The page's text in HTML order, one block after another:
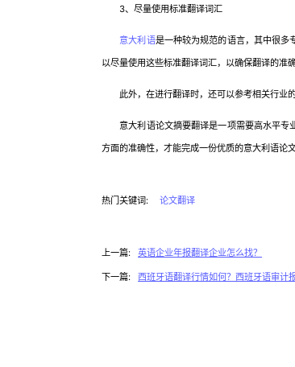
3、尽量使用标准翻译词汇
意大利语是一种较为规范的语言，其中很多
以尽量使用这些标准翻译词汇，以确保翻译的准
此外，在进行翻译时，还可以参考相关行业的
意大利语论文摘要翻译是一项需要高水平专
方面的准确性，才能完成一份优质的意大利语论文
热门关键词: 论文翻译
上一篇: 英语企业年报翻译企业怎么找？
下一篇: 西班牙语翻译行情如何？西班牙语审计